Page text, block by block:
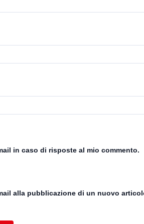
in caso di risposte al mio commento.
alla pubblicazione di un nuovo